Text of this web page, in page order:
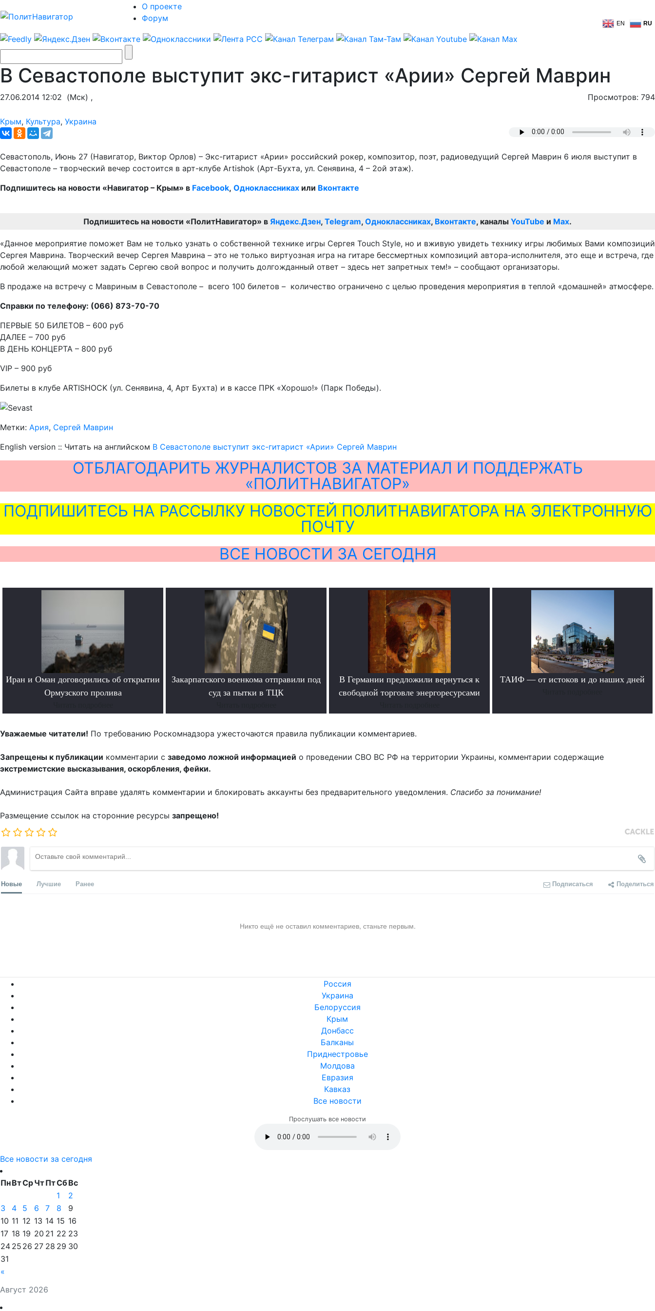
О проекте
Форум
EN RU
В Севастополе выступит экс-гитарист «Арии» Сергей Маврин
27.06.2014 12:02 (Мск) , Просмотров: 794
Крым, Культура, Украина
Севастополь, Июнь 27 (Навигатор, Виктор Орлов) – Экс-гитарист «Арии» российский рокер, композитор, поэт, радиоведущий Сергей Маврин 6 июля выступит в
Севастополе – творческий вечер состоится в арт-клубе Artishok (Арт-Бухта, ул. Сенявина, 4 – 2ой этаж).
Подпишитесь на новости «Навигатор – Крым» в Facebook, Одноклассниках или Вконтакте
Подпишитесь на новости «ПолитНавигатор» в Яндекс.Дзен, Telegram, Одноклассниках, Вконтакте, каналы YouTube и Max.
«Данное мероприятие поможет Вам не только узнать о собственной технике игры Сергея Touch Style, но и вживую увидеть технику игры любимых Вами композиций
Сергея Маврина. Творческий вечер Сергея Маврина – это не только виртуозная игра на гитаре бессмертных композиций автора-исполнителя, это еще и встреча, где
любой желающий может задать Сергею свой вопрос и получить долгожданный ответ – здесь нет запретных тем!» – сообщают организаторы.
В продаже на встречу с Мавриным в Севастополе – всего 100 билетов – количество ограничено с целью проведения мероприятия в теплой «домашней» атмосфере.
Справки по телефону: (066) 873-70-70
ПЕРВЫЕ 50 БИЛЕТОВ – 600 руб
ДАЛЕЕ – 700 руб
В ДЕНЬ КОНЦЕРТА – 800 руб
VIP – 900 руб
Билеты в клубе ARTISHOCK (ул. Сенявина, 4, Арт Бухта) и в кассе ПРК «Хорошо!» (Парк Победы).
Метки: Ария, Сергей Маврин
English version :: Читать на английском В Севастополе выступит экс-гитарист «Арии» Сергей Маврин
ОТБЛАГОДАРИТЬ ЖУРНАЛИСТОВ ЗА МАТЕРИАЛ И ПОДДЕРЖАТЬ
«ПОЛИТНАВИГАТОР»
ПОДПИШИТЕСЬ НА РАССЫЛКУ НОВОСТЕЙ ПОЛИТНАВИГАТОРА НА ЭЛЕКТРОННУЮ
ПОЧТУ
ВСЕ НОВОСТИ ЗА СЕГОДНЯ
Иран и Оман договорились об открытии
Ормузского пролива
Закарпатского военкома отправили под
суд за пытки в ТЦК
В Германии предложили вернуться к
свободной торговле энергоресурсами
ТАИФ — от истоков и до наших дней
Уважаемые читатели! По требованию Роскомнадзора ужесточаются правила публикации комментариев.
Запрещены к публикации комментарии с заведомо ложной информацией о проведении СВО ВС РФ на территории Украины, комментарии содержащие
экстремистские высказывания, оскорбления, фейки.
Администрация Сайта вправе удалять комментарии и блокировать аккаунты без предварительного уведомления. Спасибо за понимание!
Размещение ссылок на сторонние ресурсы запрещено!
Новые Лучшие Ранее Подписаться Поделиться
Никто ещё не оставил комментариев, станьте первым.
Россия
Украина
Белоруссия
Крым
Донбасс
Балканы
Приднестровье
Молдова
Евразия
Кавказ
Все новости
Прослушать все новости
Все новости за сегодня
Август 2026
ПнВтСрЧтПтСбВс
«
1
2
3
4 5 6 7 8
9
10 11 12 13 14 15 16
17 18 19 20 21 22 23
24 25 26 27 28 29 30
31